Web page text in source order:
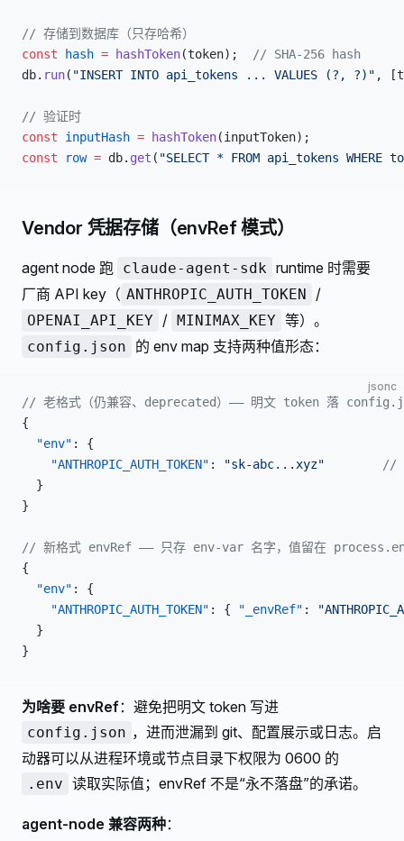
// 存储到数据库（只存哈希）
const hash = hashToken(token);
// SHA-256 hash
db. run( "INSERT INTO api_tokens ... VALUES (?, ?)" ,
// 验证时
const inputHash = hashToken(inputToken);
const row = db. get ( "SELECT * FROM api_tokens WHERE
Vendor 凭据存储（envRef 模式）
agent node 跑 claude-agent-sdk runtime 时需要
厂商 API key（ ANTHROPIC_AUTH_TOKEN /
OPENAI_API_KEY / MINIMAX_KEY 等）。
config.json 的 env map 支持两种值形态：
jsonc
// 老格式（仍兼容、deprecated）—— 明文 token 落
{
  "env"
: {
    "ANTHROPIC_AUTH_TOKEN"
: "sk-abc...xyz"
//
  }
}
// 新格式 envRef —— 只存 env-var 名字，值留在
{
  "env"
: {
    "ANTHROPIC_AUTH_TOKEN"
: { "_envRef" :
  }
}
为啥要 envRef：避免把明文 token 写进
config.json ，进而泄漏到 git、配置展示或日志。启
动器可以从进程环境或节点目录下权限为 0600 的
.env 读取实际值；envRef 不是“永不落盘”的承诺。
agent-node 兼容两种：